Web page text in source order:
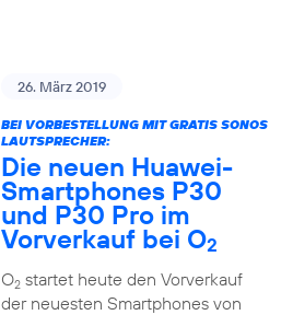
26. März 2019
BEI VORBESTELLUNG MIT GRATIS SONOS
LAUTSPRECHER:
Die neuen Huawei-
Smartphones P30
und P30 Pro im
Vorverkauf bei O2
O2startet heute den Vorverkauf
der neuesten Smartphones von